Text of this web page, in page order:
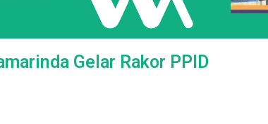
Gelar Rakor PPID